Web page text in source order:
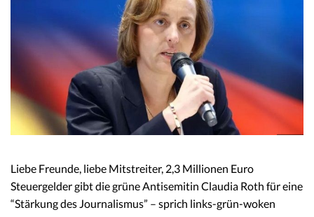
Liebe Freunde, liebe Mitstreiter, 2,3 Millionen Euro
Steuergelder gibt die grüne Antisemitin Claudia Roth für eine
“Stärkung des Journalismus” – sprich links-grün-woken